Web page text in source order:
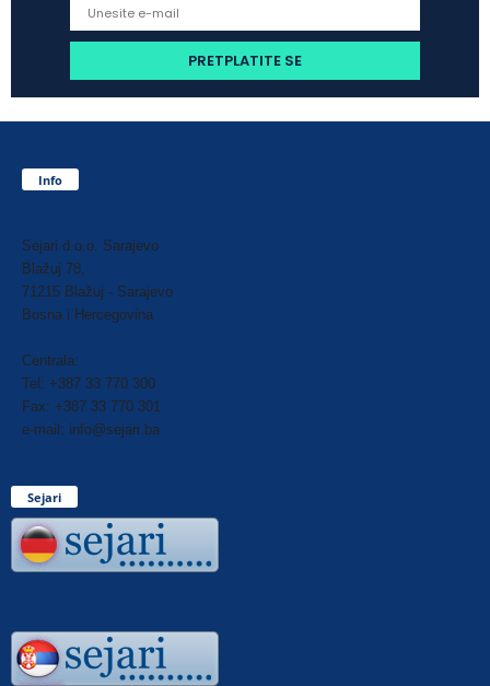
Info
Sejari d.o.o. Sarajevo
Blažuj 78,
71215 Blažuj - Sarajevo
Bosna i Hercegovina
Centrala:
Tel: +387 33 770 300
Fax: +387 33 770 301
e-mail: info@sejari.ba
Sejari